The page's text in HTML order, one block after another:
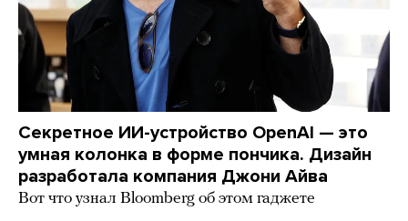
Секретное ИИ-устройство OpenAI — это
умная колонка в форме пончика. Дизайн
разработала компания Джони Айва
Вот что узнал Bloomberg об этом гаджете